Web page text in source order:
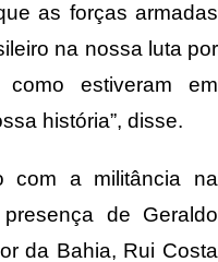
as forças armadas
na nossa luta por
como estiveram em
história”, disse.
com a militância na
de Geraldo
da Bahia, Rui Costa